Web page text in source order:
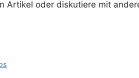
Artikel oder diskutiere mit